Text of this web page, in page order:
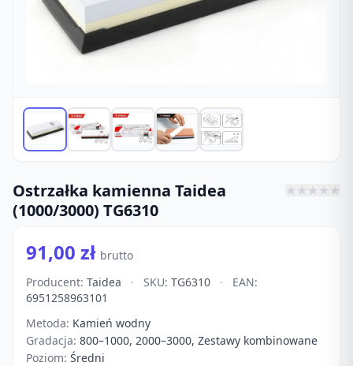
Ostrzałka kamienna Taidea
(1000/3000) TG6310
★★★★★
91,00 zł brutto
Producent: Taidea · SKU: TG6310 ·
EAN:
6951258963101
Metoda: Kamień wodny
Gradacja: 800–1000, 2000–3000, Zestawy kombinowane
Poziom: Średni